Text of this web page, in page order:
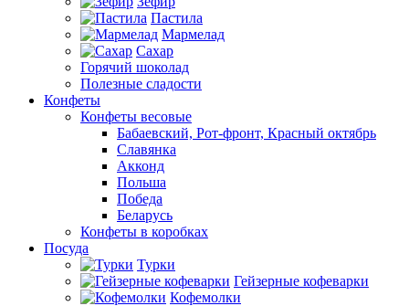
Пастила
Мармелад
Сахар
Горячий шоколад
Полезные сладости
Конфеты
Конфеты весовые
Бабаевский, Рот-фронт, Красный октябрь
Славянка
Акконд
Польша
Победа
Беларусь
Конфеты в коробках
Посуда
Турки
Гейзерные кофеварки
Кофемолки